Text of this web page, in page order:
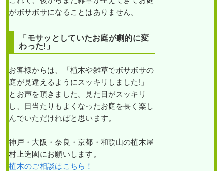
がボサボサになることはありません。
「モサッとしていたお庭が劇的に変
わった!」
お客様からは、「植木や雑草でボサボサの
庭が見違えるようにスッキリしました!」
とお声を頂きました。見た目がスッキリ
し、日当たりもよくなったお庭を長く楽し
んでいただければと思います。
神戸・大阪・奈良・京都・和歌山の植木屋
村上造園にお願いします。
植木のご相談はこちら！